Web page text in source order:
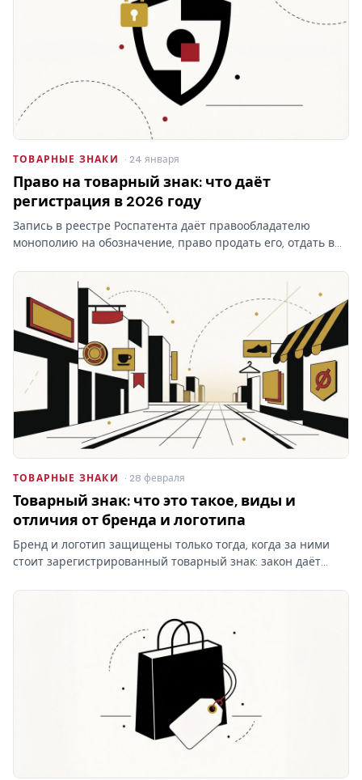
ТОВАРНЫЕ ЗНАКИ · 24 января
Право на товарный знак: что даёт
регистрация в 2026 году
Запись в реестре Роспатента даёт правообладателю
монополию на обозначение, право продать его, отдать в
что на практике даёт право на товарный знак, где
ТОВАРНЫЕ ЗНАКИ · 28 февраля
Товарный знак: что это такое, виды и
отличия от бренда и логотипа
Бренд и логотип защищены только тогда, когда за ними
стоит зарегистрированный товарный знак: закон даёт
правообладателю. Кто раньше подал заявку — тот и